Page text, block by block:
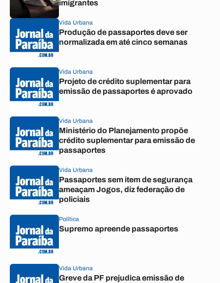
imigrantes
Vida Urbana
Produção de passaportes deve ser
normalizada em até cinco semanas
Vida Urbana
Projeto de crédito suplementar para
emissão de passaportes é aprovado
Vida Urbana
Ministério do Planejamento propõe
crédito suplementar para emissão de
passaportes
Vida Urbana
Passaportes sem item de segurança
ameaçam Jogos, diz federação de
policiais
Política
Supremo apreende passaportes
Vida Urbana
Greve da PF prejudica emissão de